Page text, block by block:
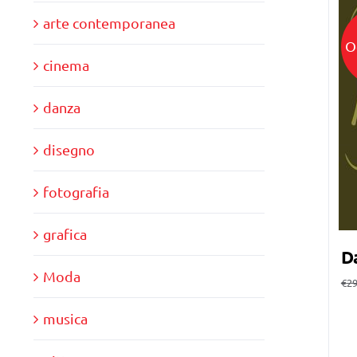
€
arte contemporanea
cinema
danza
disegno
fotografia
grafica
Moda
musica